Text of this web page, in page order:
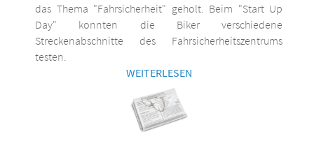
das Thema "Fahrsicherheit" geholt. Beim "Start Up
Day" konnten die Biker verschiedene
Streckenabschnitte des Fahrsicherheitszentrums
testen.
WEITERLESEN